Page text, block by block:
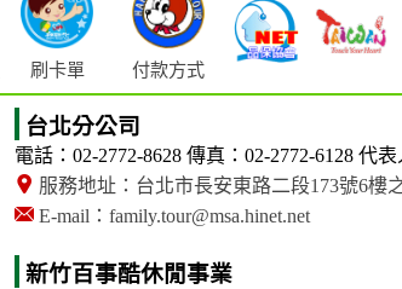
刷卡單 付款方式
台北分公司
電話：02-2772-8628 傳真：02-2772-6128 代表
服務地址：台北市長安東路二段173號6樓
E-mail：family.tour@msa.hinet.net
新竹百事酷休閒事業